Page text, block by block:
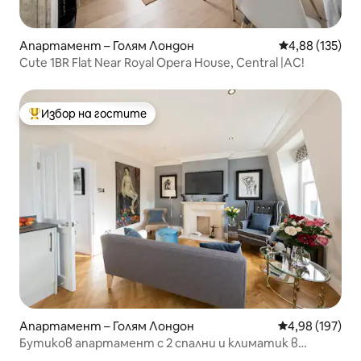
Апартамент – Голям Лондон Средна
4,88 (135)
Cute 1BR Flat Near Royal Opera House, Central |AC!
Най-популярен избор на гостите
Избор на гостите
Апартамент – Голям Лондон Средна
4,98 (197)
Бутиков апартамент с 2 спални и климатик в